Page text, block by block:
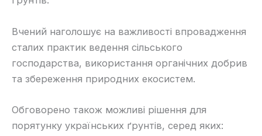
Вчений наголошує на важливості впровадження
сталих практик ведення сільського
господарства, використання органічних добрив
та збереження природних екосистем.
Обговорено також можливі рішення для
порятунку українських ґрунтів, серед яких: